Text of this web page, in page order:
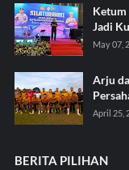
Jadi
May 07,
Arju
April 25,
BERITA PILIHAN